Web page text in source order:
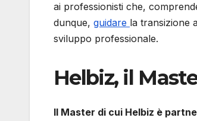
ai professionisti che,
dunque, guidare la transizione
sviluppo professionale.
Helbiz, il
Il Master di cui Helbiz è